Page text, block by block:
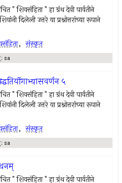
" शिवसंहिता " हा ग्रंथ देवी पार्वतीने
दिलेली उत्तरे या प्रश्नोत्तरांच्या रूपाने
, संस्कृत
sa
५
" शिवसंहिता " हा ग्रंथ देवी पार्वतीने
दिलेली उत्तरे या प्रश्नोत्तरांच्या रूपाने
, संस्कृत
sa
" शिवसंहिता " हा ग्रंथ देवी पार्वतीने